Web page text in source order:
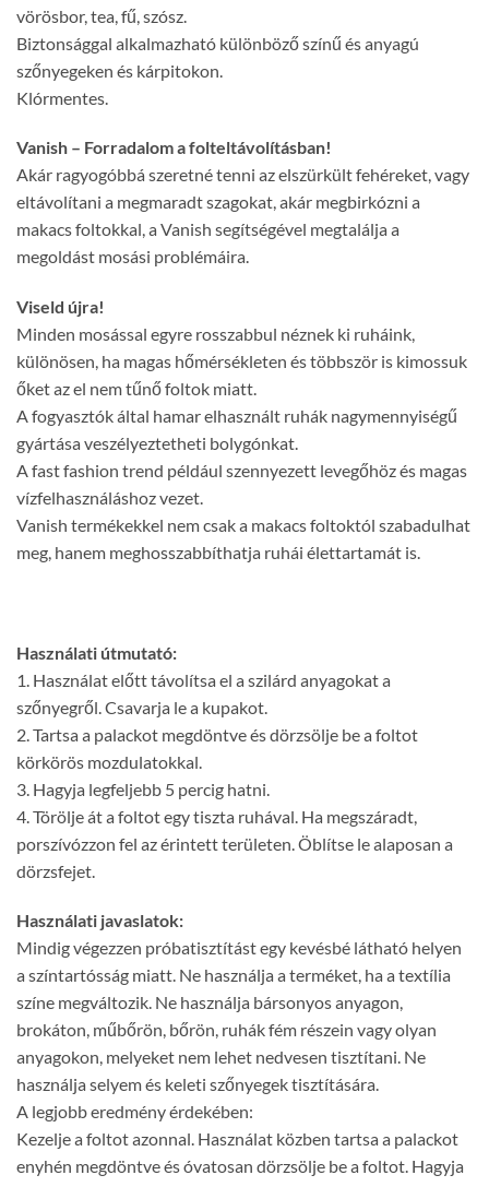
vörösbor, tea, fű, szósz.
Biztonsággal alkalmazható különböző színű és anyagú
szőnyegeken és kárpitokon.
Klórmentes.
Vanish – Forradalom a folteltávolításban!
Akár ragyogóbbá szeretné tenni az elszürkült fehéreket, vagy
eltávolítani a megmaradt szagokat, akár megbirkózni a
makacs foltokkal, a Vanish segítségével megtalálja a
megoldást mosási problémáira.
Viseld újra!
Minden mosással egyre rosszabbul néznek ki ruháink,
különösen, ha magas hőmérsékleten és többször is kimossuk
őket az el nem tűnő foltok miatt.
A fogyasztók által hamar elhasznált ruhák nagymennyiségű
gyártása veszélyeztetheti bolygónkat.
A fast fashion trend például szennyezett levegőhöz és magas
vízfelhasználáshoz vezet.
Vanish termékekkel nem csak a makacs foltoktól szabadulhat
meg, hanem meghosszabbíthatja ruhái élettartamát is.
Használati útmutató:
1. Használat előtt távolítsa el a szilárd anyagokat a
szőnyegről. Csavarja le a kupakot.
2. Tartsa a palackot megdöntve és dörzsölje be a foltot
körkörös mozdulatokkal.
3. Hagyja legfeljebb 5 percig hatni.
4. Törölje át a foltot egy tiszta ruhával. Ha megszáradt,
porszívózzon fel az érintett területen. Öblítse le alaposan a
dörzsfejet.
Használati javaslatok:
Mindig végezzen próbatisztítást egy kevésbé látható helyen
a színtartósság miatt. Ne használja a terméket, ha a textília
színe megváltozik. Ne használja bársonyos anyagon,
brokáton, műbőrön, bőrön, ruhák fém részein vagy olyan
anyagokon, melyeket nem lehet nedvesen tisztítani. Ne
használja selyem és keleti szőnyegek tisztítására.
A legjobb eredmény érdekében:
Kezelje a foltot azonnal. Használat közben tartsa a palackot
enyhén megdöntve és óvatosan dörzsölje be a foltot. Hagyja